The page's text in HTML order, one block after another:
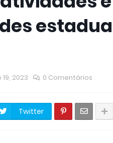
2023 0 Comentários
Twitter